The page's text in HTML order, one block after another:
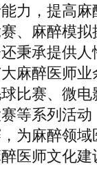
力，提高
、麻醉模
秉承提供
麻醉医师
比赛、微
等系列活
为麻醉领
医师文化